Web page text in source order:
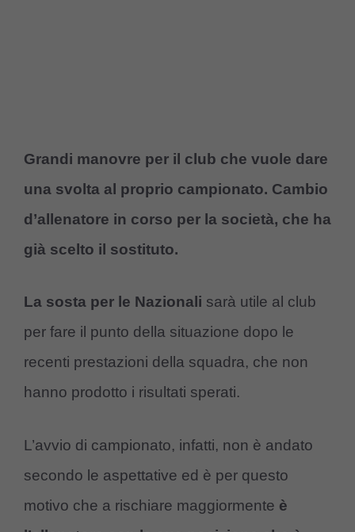
Grandi manovre per il club che vuole dare
una svolta al proprio campionato. Cambio
d’allenatore in corso per la società, che ha
già scelto il sostituto.
La sosta per le Nazionali sarà utile al club
per fare il punto della situazione dopo le
recenti prestazioni della squadra, che non
hanno prodotto i risultati sperati.
L’avvio di campionato, infatti, non è andato
secondo le aspettative ed è per questo
motivo che a rischiare maggiormente è